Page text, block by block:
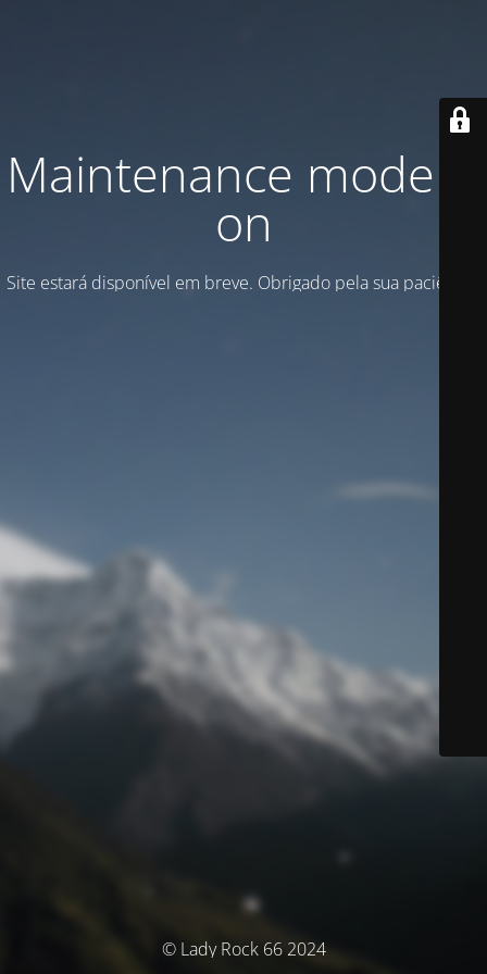
Maintenance mode is
on
Site estará disponível em breve. Obrigado pela sua paciência!
© Lady Rock 66 2024